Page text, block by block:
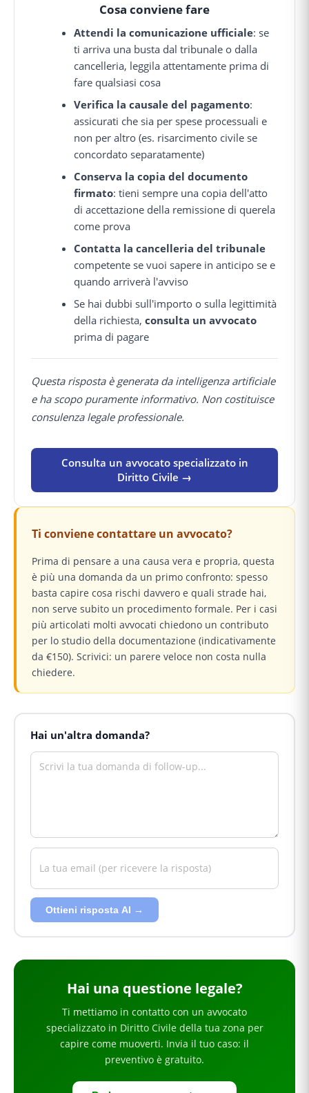
Cosa conviene fare
Attendi la comunicazione ufficiale: se
ti arriva una busta dal tribunale o dalla
cancelleria, leggila attentamente prima di
fare qualsiasi cosa
Verifica la causale del pagamento:
assicurati che sia per spese processuali e
non per altro (es. risarcimento civile se
concordato separatamente)
Conserva la copia del documento
firmato: tieni sempre una copia dell'atto
di accettazione della remissione di querela
come prova
Contatta la cancelleria del tribunale
competente se vuoi sapere in anticipo se e
quando arriverà l'avviso
Se hai dubbi sull'importo o sulla legittimità
della richiesta,consulta un avvocato
prima di pagare
Questa risposta è generata da intelligenza artificiale
e ha scopo puramente informativo. Non costituisce
consulenza legale professionale.
Consulta un avvocato specializzato in
Diritto Civile →
Ti conviene contattare un avvocato?
Prima di pensare a una causa vera e propria, questa
è più una domanda da un primo confronto: spesso
basta capire cosa rischi davvero e quali strade hai,
non serve subito un procedimento formale. Per i casi
più articolati molti avvocati chiedono un contributo
per lo studio della documentazione (indicativamente
da €150). Scrivici: un parere veloce non costa nulla
chiedere.
Hai un'altra domanda?
Ottieni risposta AI →
Hai una questione legale?
Ti mettiamo in contatto con un avvocato
specializzato in Diritto Civiledella tua zona per
capire come muoverti. Invia il tuo caso: il
preventivo è gratuito.